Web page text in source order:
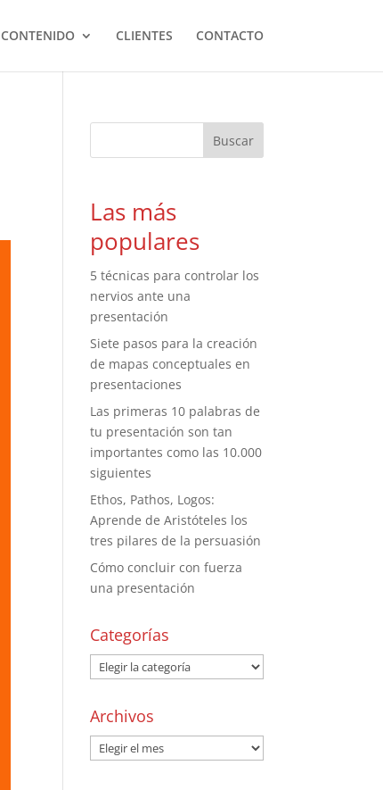
CONTENIDO CLIENTES CONTACTO
Las más
populares
5 técnicas para controlar los
nervios ante una
presentación
Siete pasos para la creación
de mapas conceptuales en
presentaciones
Las primeras 10 palabras de
tu presentación son tan
importantes como las 10.000
siguientes
Ethos, Pathos, Logos:
Aprende de Aristóteles los
tres pilares de la persuasión
Cómo concluir con fuerza
una presentación
Categorías
Archivos